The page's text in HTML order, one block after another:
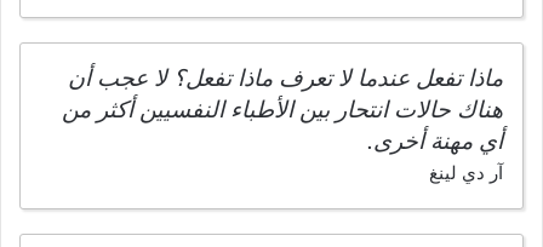
ماذا تفعل عندما لا تعرف ماذا تفعل؟ لا عجب أن
هناك حالات انتحار بين الأطباء النفسيين أكثر من
أي مهنة أخرى.
آر دي لينغ